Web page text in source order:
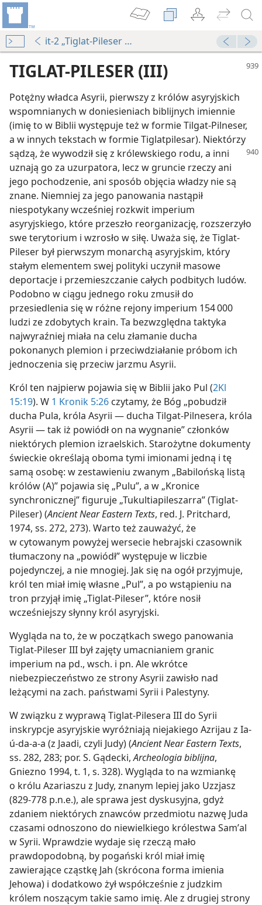
it-2 „Tiglat-Pileser (III)”
TIGLAT-PILESER (III)
Potężny władca Asyrii, pierwszy z królów asyryjskich
wspomnianych w doniesieniach biblijnych imiennie
(imię to w Biblii występuje też w formie Tilgat-Pilneser,
a w innych tekstach w formie Tiglatpilesar). Niektórzy
sądzą, że wywodził się z królewskiego rodu, a inni
uznają go za uzurpatora, lecz w gruncie rzeczy ani
jego pochodzenie, ani sposób objęcia władzy nie są
znane. Niemniej za jego panowania nastąpił
niespotykany wcześniej rozkwit imperium
asyryjskiego, które przeszło reorganizację, rozszerzyło
swe terytorium i wzrosło w siłę. Uważa się, że Tiglat-
Pileser był pierwszym monarchą asyryjskim, który
stałym elementem swej polityki uczynił masowe
deportacje i przemieszczanie całych podbitych ludów.
Podobno w ciągu jednego roku zmusił do
przesiedlenia się w różne rejony imperium 154 000
ludzi ze zdobytych krain. Ta bezwzględna taktyka
najwyraźniej miała na celu złamanie ducha
pokonanych plemion i przeciwdziałanie próbom ich
jednoczenia się przeciw jarzmu Asyrii.
Król ten najpierw pojawia się w Biblii jako Pul (2Kl
15:19). W 1 Kronik 5:26 czytamy, że Bóg „pobudził
ducha Pula, króla Asyrii — ducha Tilgat-Pilnesera, króla
Asyrii — tak iż powiódł on na wygnanie” członków
niektórych plemion izraelskich. Starożytne dokumenty
świeckie określają oboma tymi imionami jedną i tę
samą osobę: w zestawieniu zwanym „Babilońską listą
królów (A)” pojawia się „Pulu”, a w „Kronice
synchronicznej” figuruje „Tukultiapileszarra” (Tiglat-
Pileser) (Ancient Near Eastern Texts, red. J. Pritchard,
1974, ss. 272, 273). Warto też zauważyć, że
w cytowanym powyżej wersecie hebrajski czasownik
tłumaczony na „powiódł” występuje w liczbie
pojedynczej, a nie mnogiej. Jak się na ogół przyjmuje,
król ten miał imię własne „Pul”, a po wstąpieniu na
tron przyjął imię „Tiglat-Pileser”, które nosił
wcześniejszy słynny król asyryjski.
Wygląda na to, że w początkach swego panowania
Tiglat-Pileser III był zajęty umacnianiem granic
imperium na pd., wsch. i pn. Ale wkrótce
niebezpieczeństwo ze strony Asyrii zawisło nad
leżącymi na zach. państwami Syrii i Palestyny.
W związku z wyprawą Tiglat-Pilesera III do Syrii
inskrypcje asyryjskie wyróżniają niejakiego Azrijau z Ia-
ú-da-a-a (z Jaadi, czyli Judy) (Ancient Near Eastern Texts,
ss. 282, 283; por. S. Gądecki,Archeologia biblijna,
Gniezno 1994, t. 1, s. 328). Wygląda to na wzmiankę
o królu Azariaszu z Judy, znanym lepiej jako Uzzjasz
(829-778 p.n.e.), ale sprawa jest dyskusyjna, gdyż
zdaniem niektórych znawców przedmiotu nazwę Juda
czasami odnoszono do niewielkiego królestwa Samʼal
w Syrii. Wprawdzie wydaje się rzeczą mało
prawdopodobną, by pogański król miał imię
zawierające cząstkę Jah (skrócona forma imienia
Jehowa) i dodatkowo żył współcześnie z judzkim
królem noszącym takie samo imię. Ale z drugiej strony